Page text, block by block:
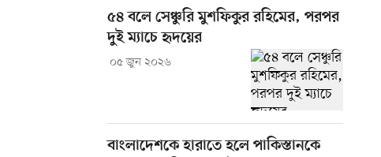
৫৪ বলে সেঞ্চুরি মুশফিকুর রহিমের, পরপর
দুই ম্যাচে হৃদয়ের
০৫ জুন ২০২৬
বাংলাদেশকে হারাতে হলে পাকিস্তানকে